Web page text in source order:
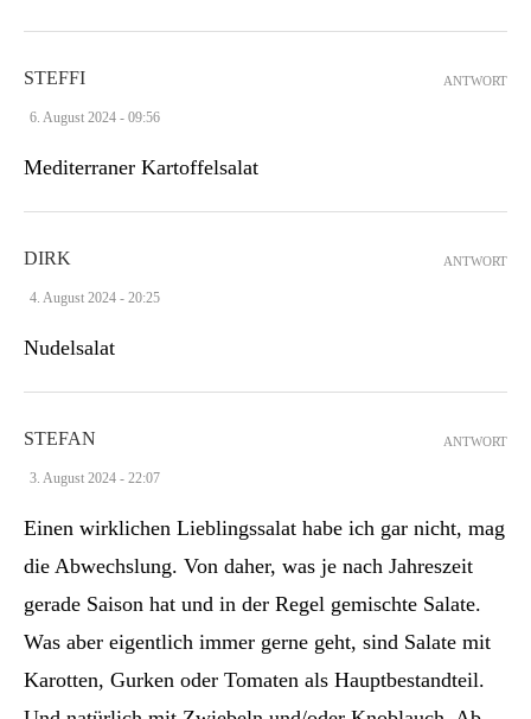
STEFFI
6. August 2024 - 09:56
Mediterraner Kartoffelsalat
ANTWORT
DIRK
4. August 2024 - 20:25
Nudelsalat
ANTWORT
STEFAN
3. August 2024 - 22:07
Einen wirklichen Lieblingssalat habe ich gar nicht, mag
die Abwechslung. Von daher, was je nach Jahreszeit
gerade Saison hat und in der Regel gemischte Salate.
Was aber eigentlich immer gerne geht, sind Salate mit
Karotten, Gurken oder Tomaten als Hauptbestandteil.
ANTWORT